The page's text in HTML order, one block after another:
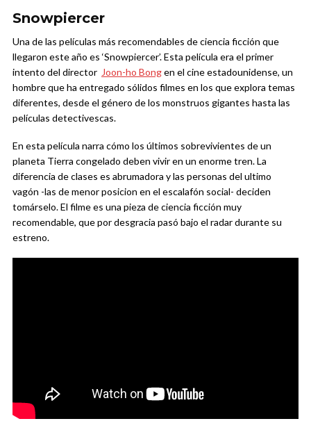
Snowpiercer
Una de las películas más recomendables de ciencia ficción que
llegaron este año es ‘Snowpiercer’. Esta película era el primer
intento del director Joon-ho Bongen el cine estadounidense, un
hombre que ha entregado sólidos filmes en los que explora temas
diferentes, desde el género de los monstruos gigantes hasta las
películas detectivescas.
En esta película narra cómo los últimos sobrevivientes de un
planeta Tierra congelado deben vivir en un enorme tren. La
diferencia de clases es abrumadora y las personas del ultimo
vagón -las de menor posicion en el escalafón social- deciden
tomárselo. El filme es una pieza de ciencia ficción muy
recomendable, que por desgracia pasó bajo el radar durante su
estreno.